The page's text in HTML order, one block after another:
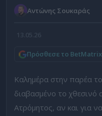
Αντώνης Σουκαράς
13.05.26
Πρόσθεσε το
Καλημέρα στην παρέα
διαβασμένο το χθεσινό
Ατρόμητος, αν και για να